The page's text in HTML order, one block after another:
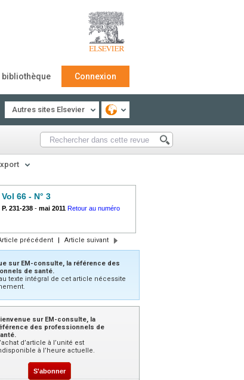
bibliothèque Connexion
Autres sites Elsevier
Vol 66 - N° 3
P. 231-238 - mai 2011 Retour au numéro
précédent | Article suivant
sur EM-consulte, la référence des
de santé.
texte intégral de cet article nécessite
sur EM-consulte, la
des professionnels de
d’article à l’unité est
à l’heure actuelle.
S'abonner